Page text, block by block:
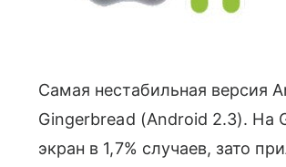
Самая нестабильная версия
Gingerbread (Android 2.3). На
экран в 1,7% случаев, зато